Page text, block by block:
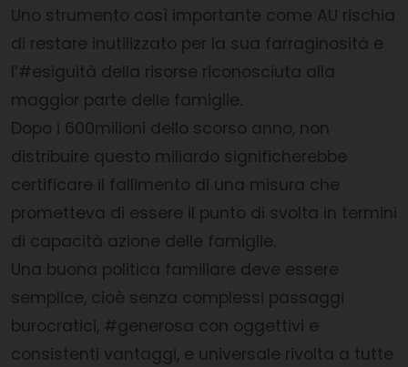
Uno strumento così importante come AU rischia
di restare inutilizzato per la sua farraginosità e
l’#esiguità della risorse riconosciuta alla
maggior parte delle famiglie.
Dopo i 600milioni dello scorso anno, non
distribuire questo miliardo significherebbe
certificare il fallimento di una misura che
prometteva di essere il punto di svolta in termini
di capacità azione delle famiglie.
Una buona politica familiare deve essere
semplice, cioè senza complessi passaggi
burocratici, #generosa con oggettivi e
consistenti vantaggi, e universale rivolta a tutte